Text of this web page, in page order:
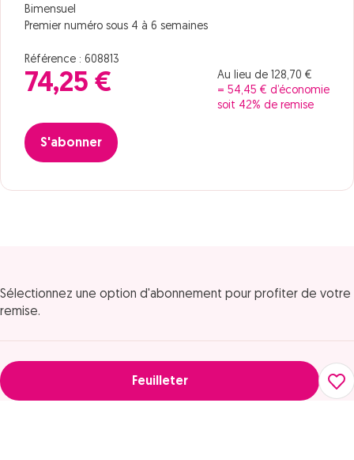
Bimensuel
Premier numéro sous 4 à 6 semaines
Référence : 608813
74,25 €
Au lieu de 128,70 €
= 54,45 € d’économie
soit 42% de remise
S'abonner
Sélectionnez une option d'abonnement pour profiter de votre
remise.
Feuilleter